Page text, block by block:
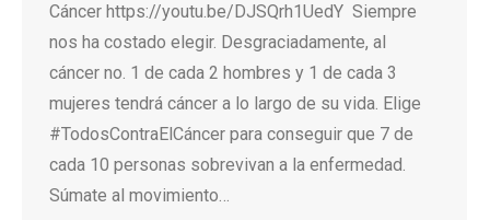
Cáncer https://youtu.be/DJSQrh1UedY Siempre
nos ha costado elegir. Desgraciadamente, al
cáncer no. 1 de cada 2 hombres y 1 de cada 3
mujeres tendrá cáncer a lo largo de su vida. Elige
#TodosContraElCáncer para conseguir que 7 de
cada 10 personas sobrevivan a la enfermedad.
Súmate al movimiento…